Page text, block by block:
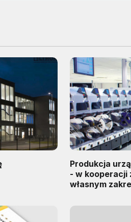
Produkcja
- w kooperacji
własnym